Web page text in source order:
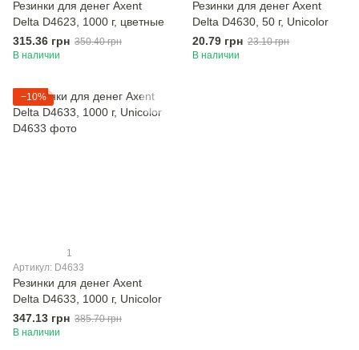
Резинки для денег Axent
Delta D4623, 1000 г, цветные
315.36 грн 350.40 грн
В наличии
Резинки для денег Axent
Delta D4630, 50 г, Unicolor
20.79 грн 23.10 грн
В наличии
−10%
1
Артикул: D4633
Резинки для денег Axent
Delta D4633, 1000 г, Unicolor
347.13 грн 385.70 грн
В наличии